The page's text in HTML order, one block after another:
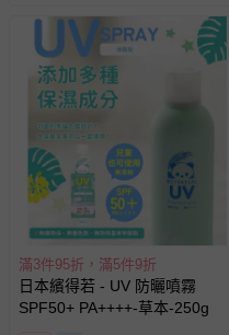
滿3件95折，滿5件9折
日本繽得若 - UV 防曬噴霧
SPF50+ PA++++-草本-250g